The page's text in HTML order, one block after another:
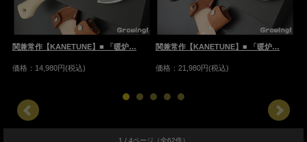
関兼常作【KANETUNE】■ 「暖炉…
価格：14,980円(税込)
関兼常作【KANETUNE】■ 「暖炉…
価格：21,980円(税込)
1 / 4ページ （全62件）